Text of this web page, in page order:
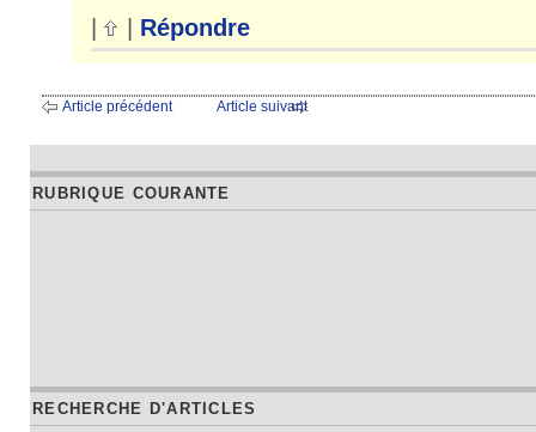
Répondre
Article précédent Article suivant
RUBRIQUE COURANTE
RECHERCHE D'ARTICLES